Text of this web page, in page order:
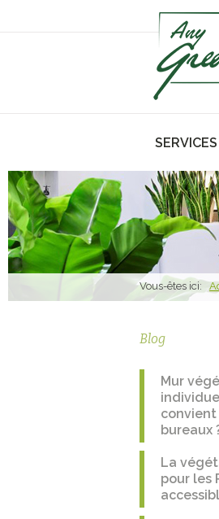
SERVICES
Vous-êtes ici:
Blog
Mur
convient
bureaux
La
pour les